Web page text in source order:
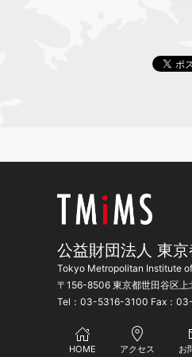
公益財団法人 東
Tokyo Metropolitan Institute
〒156-8506 東京都世田谷区
Tel：03-5316-3100 Fax：
HOME アクセス お